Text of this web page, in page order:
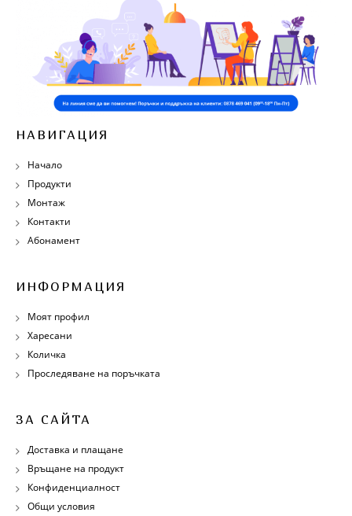
НАВИГАЦИЯ
Начало
Продукти
Монтаж
Контакти
Абонамент
ИНФОРМАЦИЯ
Моят профил
Харесани
Количка
Проследяване на поръчката
ЗА САЙТА
Доставка и плащане
Връщане на продукт
Конфиденциалност
Общи условия